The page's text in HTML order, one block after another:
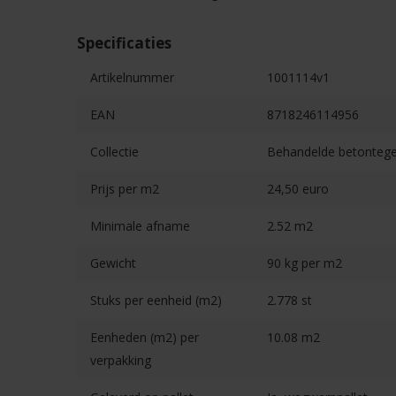
Specificaties
Artikelnummer 1001114v1
EAN 8718246114956
Collectie Behandelde
Prijs per m2 24,50 euro
Minimale afname 2.52 m2
Gewicht 90 kg per m2
Stuks per eenheid (m2) 2.778 st
Eenheden (m2) per
verpakking
10.08 m2